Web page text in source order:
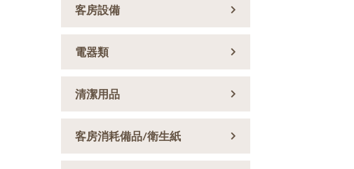
客房設備
電器類
清潔用品
客房消耗備品/衛生紙